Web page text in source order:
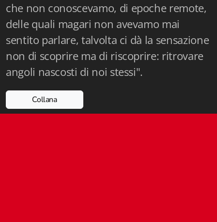
che non conoscevamo, di epoche remote,
delle quali magari non avevamo mai
sentito parlare, talvolta ci dà la sensazione
non di scoprire ma di riscoprire: ritrovare
angoli nascosti di noi stessi".
Collana
Istituzioni - Società - Cittadini
Jus Helveticum
Libella
Maestri della Pietra
Oltre le frontiere